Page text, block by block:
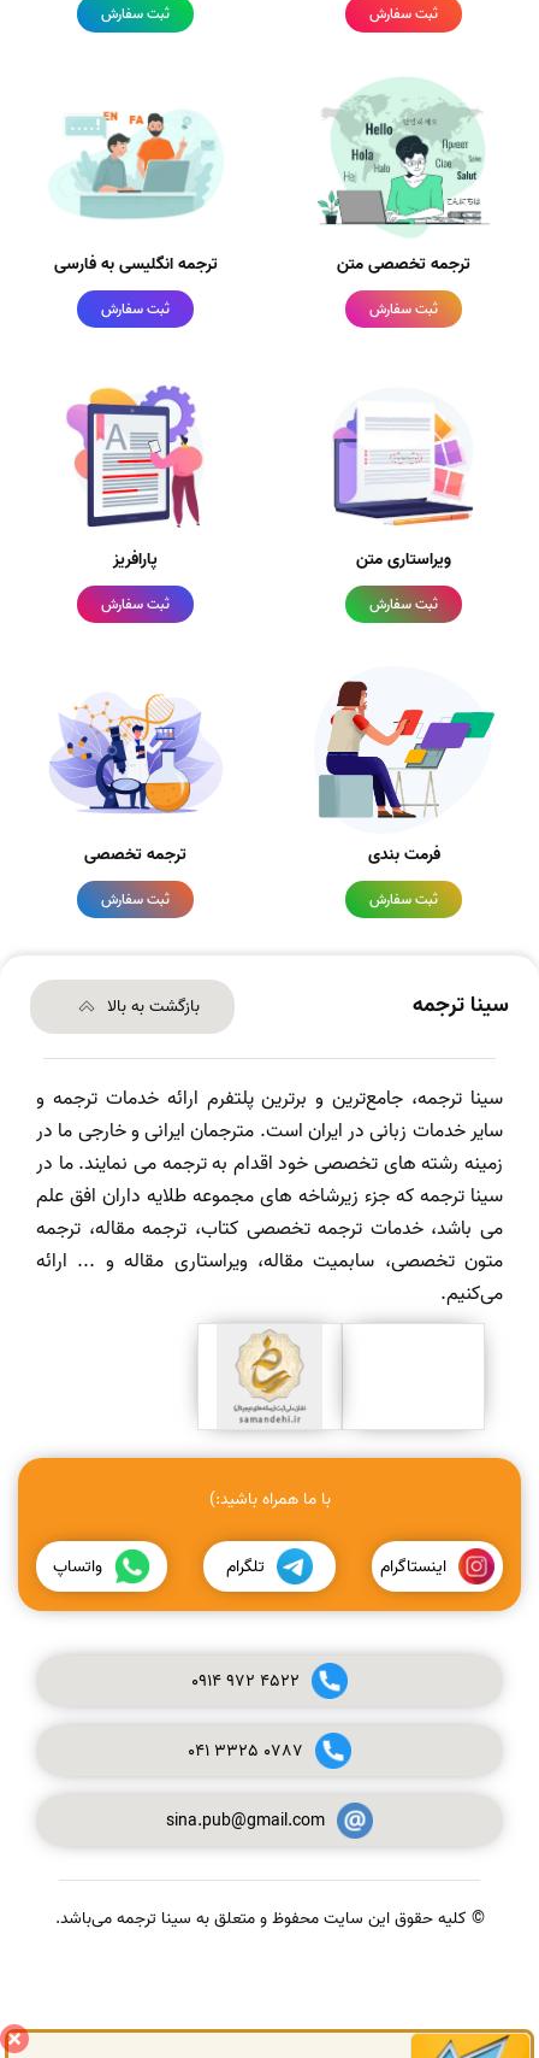
ثبت سفارش ثبت سفارش
ترجمه تخصصی متن
ثبت سفارش
ترجمه انگلیسی به فارسی
ثبت سفارش
ویراستاری متن
ثبت سفارش
پارافریز
ثبت سفارش
فرمت بندی
ثبت سفارش
ترجمه تخصصی
ثبت سفارش
سینا ترجمه بازگشت به بالا
سینا ترجمه، جامع‌ترین و برترین پلتفرم ارائه خدمات ترجمه و
سایر خدمات زبانی در ایران است. مترجمان ایرانی و خارجی ما در
زمینه رشته های تخصصی خود اقدام به ترجمه می نمایند. ما در
سینا ترجمه که جزء زیرشاخه های مجموعه طلایه داران افق علم
می باشد، خدمات ترجمه تخصصی کتاب، ترجمه مقاله، ترجمه
متون تخصصی، سابمیت مقاله، ویراستاری مقاله و ... ارائه
می‌کنیم.
با ما همراه باشید:)
اینستاگرام تلگرام واتساپ
0914972 4522
041 3325 0787
sina.pub@gmail.com
© کلیه حقوق این سایت محفوظ و متعلق به سینا ترجمه می‌باشد.